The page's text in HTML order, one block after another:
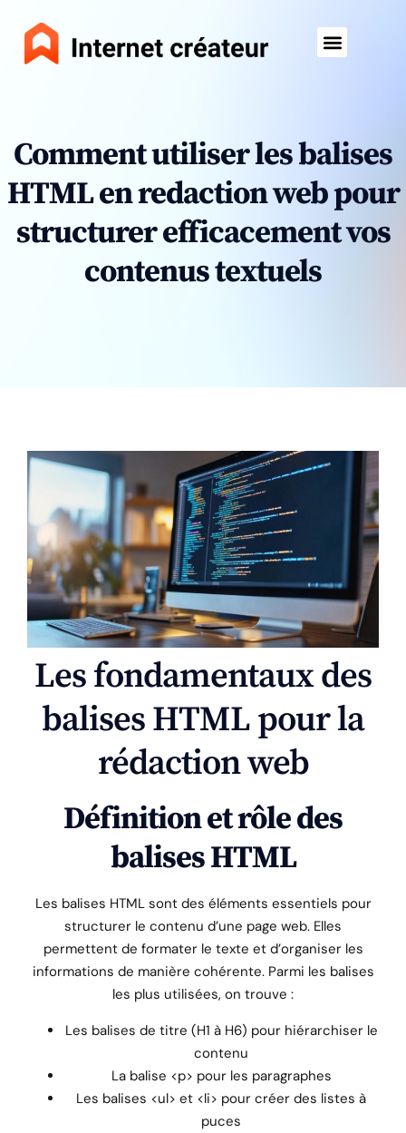
Comment utiliser les balises
HTML en redaction web pour
structurer efficacement vos
contenus textuels
Les fondamentaux des
balises HTML pour la
rédaction web
Définition et rôle des
balises HTML
Les balises HTML sont des éléments essentiels pour
structurer le contenu d’une page web. Elles
permettent de formater le texte et d’organiser les
informations de manière cohérente. Parmi les balises
les plus utilisées, on trouve :
Les balises de titre (H1 à H6) pour hiérarchiser le
contenu
La balise <p> pour les paragraphes
Les balises <ul> et <li> pour créer des listes à
puces